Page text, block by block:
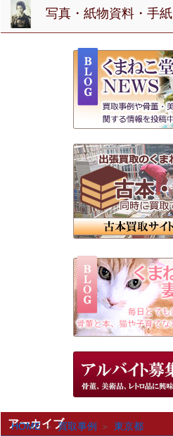
HOME 買取事例
東京都
写真・紙物資料・手紙
アーカイブ